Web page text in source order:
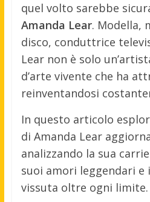
quel volto sarebbe
Amanda Lear. Modella,
disco, conduttrice
Lear non è solo
d’arte vivente che ha
reinventandosi
In questo articolo
di Amanda Lear
analizzando la sua
suoi amori leggendari e
vissuta oltre ogni limite.